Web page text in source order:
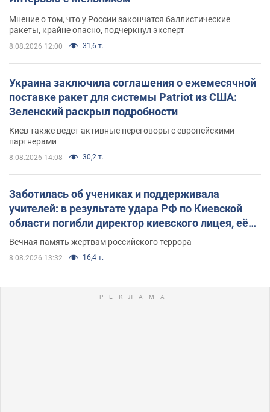
Мнение о том, что у России закончатся баллистические
ракеты, крайне опасно, подчеркнул эксперт
8.08.2026 12:00 31,6 т.
Украина заключила соглашения о ежемесячной
поставке ракет для системы Patriot из США:
Зеленский раскрыл подробности
Киев также ведет активные переговоры с европейскими
партнерами
8.08.2026 14:08 30,2 т.
Заботилась об учениках и поддерживала
учителей: в результате удара РФ по Киевской
области погибли директор киевского лицея, её
муж и внук
Вечная память жертвам российского террора
8.08.2026 13:32 16,4 т.